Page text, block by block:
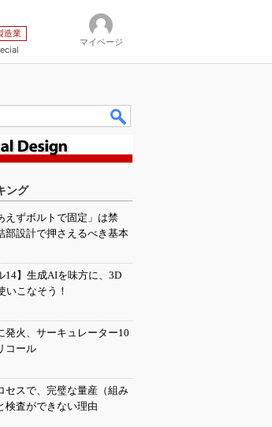
造業
マイページ
ング
えずボルトで固定」は禁
設計で押さえるべき基本
14】生成AIを味方に、3D
いこなそう！
発火、サーキュレーター10
コール
セスで、完璧な量産（組み
検査ができない理由